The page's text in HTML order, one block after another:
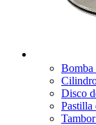
Bomba
Disco
Pastilla